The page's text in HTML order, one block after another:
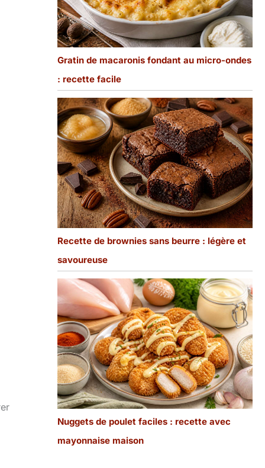
Gratin de macaronis fondant au micro-ondes
: recette facile
Recette de brownies sans beurre : légère et
savoureuse
Nuggets de poulet faciles : recette avec
mayonnaise maison